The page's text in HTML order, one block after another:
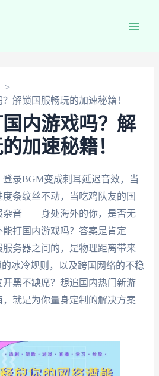
解锁国服畅玩的加速秘籍！
内游戏吗？解
加速秘籍！
录BGM变成刺耳延迟音效，当
度条纹丝不动，当吃鸡队友的国
杂音——身处海外的你，是否无
打国内游戏吗？答案是肯定
务器之间的，是物理距离带来
冰冷规则，以及跨国网络的不稳
黑不缺席？想追国内热门新游
就是为你量身定制的解决方案